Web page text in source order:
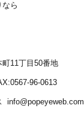
ら
11丁目50番地
96-0613
info@popeyeweb.com